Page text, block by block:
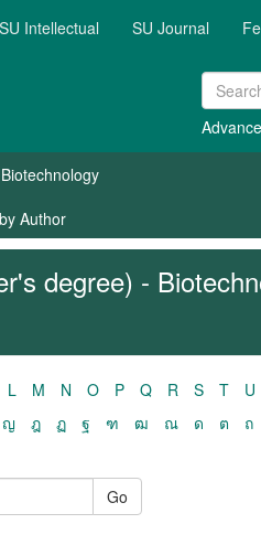
SU Intellectual SU Journal
Author
degree) -
L M N O P Q R S T U
ญ ฎ ฏ ฐ ฑ ฒ ณ ด ต ถ
Go